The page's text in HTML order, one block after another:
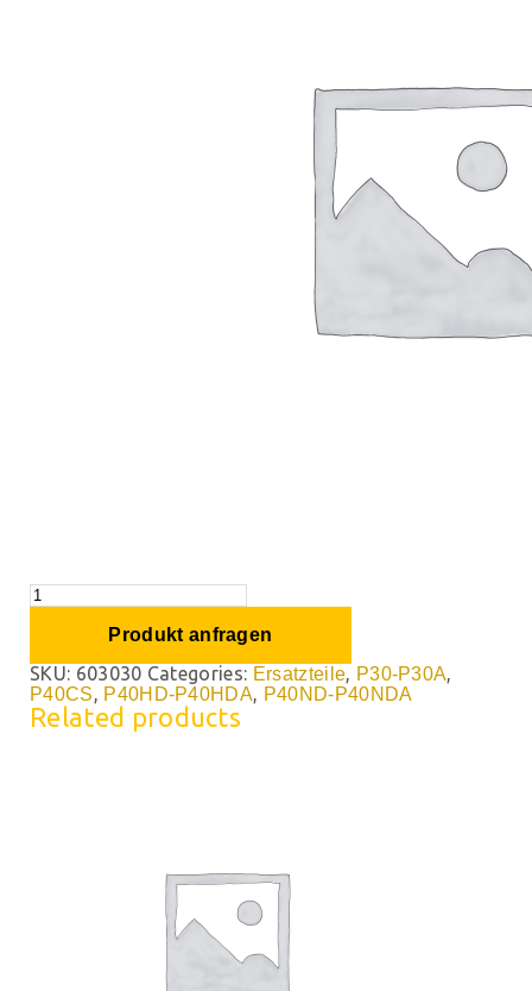
Produkt anfragen
SKU: 603030 Categories: Ersatzteile, P30-P30A,
P40CS, P40HD-P40HDA, P40ND-P40NDA
Related products